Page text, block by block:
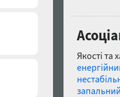
Якості та